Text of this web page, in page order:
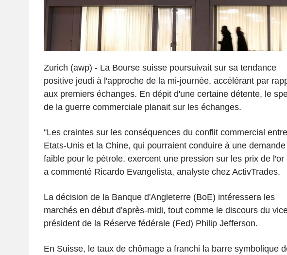
Zurich (awp) - La Bourse suisse poursuivait sur sa tendance
positive jeudi à l'approche de la mi-journée, accélérant par
aux premiers échanges. En dépit d'une certaine détente, le
de la guerre commerciale planait sur les échanges.
"Les craintes sur les conséquences du conflit commercial
Etats-Unis et la Chine, qui pourraient conduire à une
faible pour le pétrole, exercent une pression sur les prix de l'or
a commenté Ricardo Evangelista, analyste chez ActivTrades.
La décision de la Banque d'Angleterre (BoE) intéressera les
marchés en début d'après-midi, tout comme le discours du
président de la Réserve fédérale (Fed) Philip Jefferson.
En Suisse, le taux de chômage a franchi la barre symbolique